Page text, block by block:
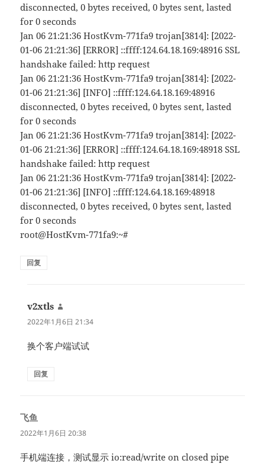
disconnected, 0 bytes received, 0 bytes sent, lasted
for 0 seconds
Jan 06 21:21:36 HostKvm-771fa9 trojan[3814]: [2022-
01-06 21:21:36] [ERROR] ::ffff:124.64.18.169:48916 SSL
handshake failed: http request
Jan 06 21:21:36 HostKvm-771fa9 trojan[3814]: [2022-
01-06 21:21:36] [INFO] ::ffff:124.64.18.169:48916
disconnected, 0 bytes received, 0 bytes sent, lasted
for 0 seconds
Jan 06 21:21:36 HostKvm-771fa9 trojan[3814]: [2022-
01-06 21:21:36] [ERROR] ::ffff:124.64.18.169:48918 SSL
handshake failed: http request
Jan 06 21:21:36 HostKvm-771fa9 trojan[3814]: [2022-
01-06 21:21:36] [INFO] ::ffff:124.64.18.169:48918
disconnected, 0 bytes received, 0 bytes sent, lasted
for 0 seconds
root@HostKvm-771fa9:~#
回复
v2xtls
道：
2022年1月6日 21:34
换个客户端试试
回复
飞鱼
道：
2022年1月6日 20:38
手机端连接，测试显示 io:read/write on closed pipe